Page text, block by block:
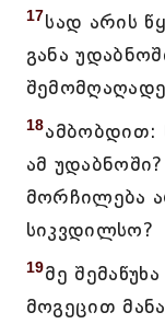
17სად არის
განა
18ამბობდით:
ამ
მორჩილება
სიკვდილსო?
19მე
მოგეცით